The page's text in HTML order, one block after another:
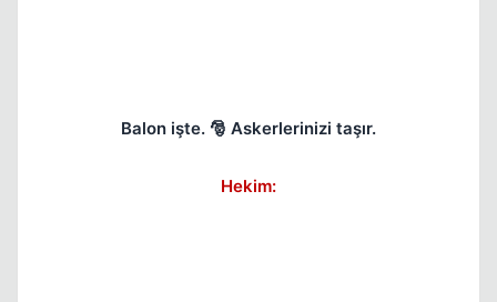
Balon işte. 🎅 Askerlerinizi taşır.
Hekim: